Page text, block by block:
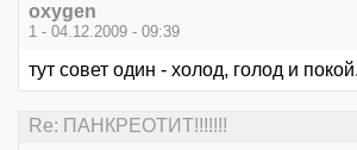
oxygen
1 - 04.12.2009 - 09:39
тут совет один - холод, голод и покой.
Re: ПАНКРЕОТИТ!!!!!!!